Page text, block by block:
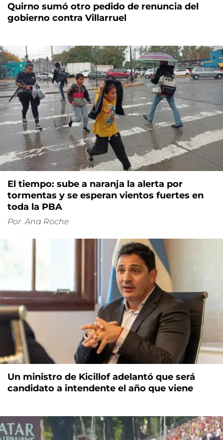
Quirno sumó otro pedido de renuncia del
gobierno contra Villarruel
El tiempo: sube a naranja la alerta por
tormentas y se esperan vientos fuertes en
toda la PBA
Por Ana Roche
Un ministro de Kicillof adelantó que será
candidato a intendente el año que viene